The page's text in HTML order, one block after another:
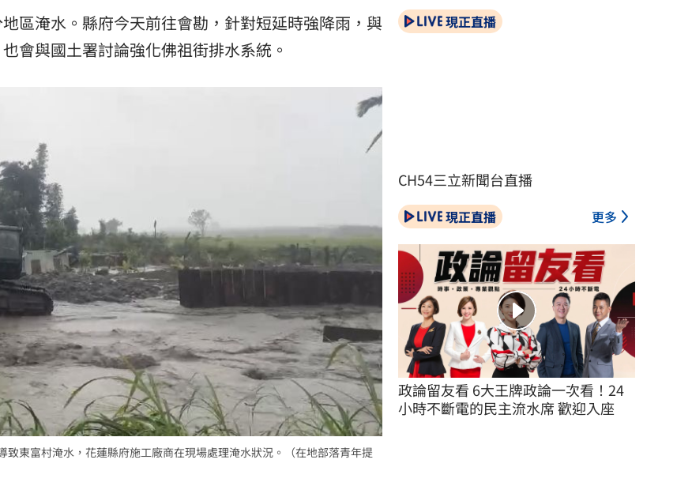
18:27
18:25
12:00
12:00
10:30
區淹水。縣府今天前往會勘，針對短延時強降雨，與
會與國土署討論強化佛祖街排水系統。
東富村淹水，花蓮縣府施工廠商在現場處理淹水狀況。（在地部落青年提
現正直播
CH54三立新聞台直播
現正直播 更多
政論留友看 6大王牌政論一次看！24
小時不斷電的民主流水席 歡迎入座